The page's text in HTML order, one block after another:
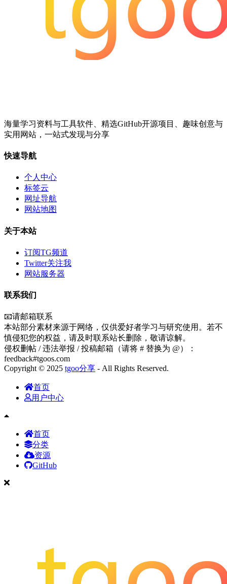
海量学习资料与工具软件、精选GitHub开源项目、趣味创意与
实用网站，一站式发现与分享
快速导航
个人中心
标签云
网址导航
网站地图
关于本站
订阅TG频道
Twitter关注我
网站服务器
联系我们
📧请邮箱联系
本站部分素材来源于网络，仅供爱好者学习与研究使用。若不
慎侵犯您的权益，请及时联系站长删除，敬请谅解。
侵权删帖 / 违法举报 / 投稿邮箱（请将 # 替换为 @）：
feedback#tgoos.com
Copyright © 2025 tgoo分享 - All Rights Reserved.
首页
用户中心
首页
分类
资源
GitHub